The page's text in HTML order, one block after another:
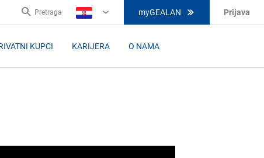
Pretraga
HR
myGEALAN Prijava
KUPCI KARIJERA O NAMA